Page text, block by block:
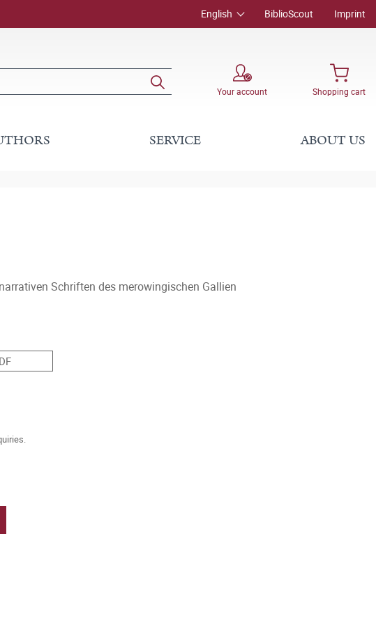
English BiblioScout Imprint
Your account Shopping cart
SERVICE ABOUT US
Schriften des merowingischen Gallien